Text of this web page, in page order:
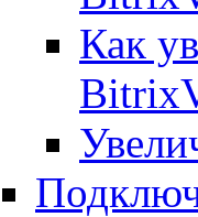
Как